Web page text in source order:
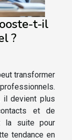
t-il
?
transformer
il devient plus
et de
la suite pour
tendance en